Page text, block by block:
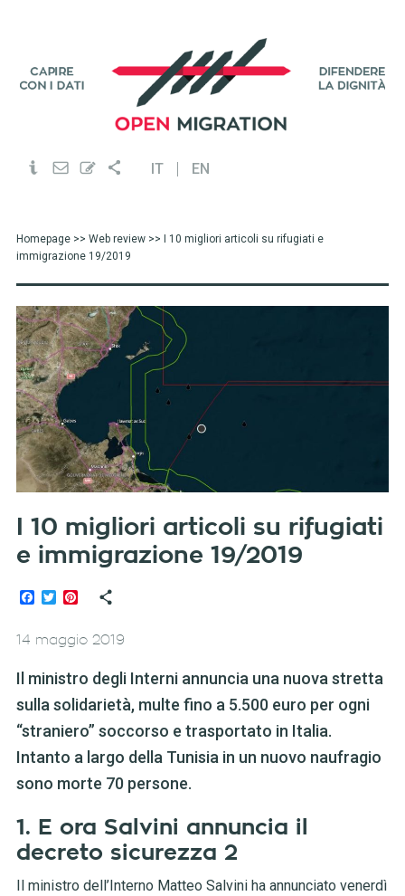
IT EN
Homepage>> Web review>> I 10 migliori articoli su rifugiati e
immigrazione 19/2019
I 10 migliori articoli su rifugiati
e immigrazione 19/2019
Facebook
TwitterPinterest
14 maggio 2019
Il ministro degli Interni annuncia una nuova stretta
sulla solidarietà, multe fino a 5.500 euro per ogni
“straniero” soccorso e trasportato in Italia.
Intanto a largo della Tunisia in un nuovo naufragio
sono morte 70 persone.
1. E ora Salvini annuncia il
decreto sicurezza 2
Il ministro dell’Interno Matteo Salvini ha annunciato venerdì